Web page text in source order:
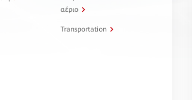
αέριο
Transportation